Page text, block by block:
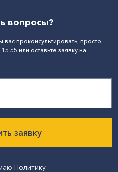
вопросы?
проконсультировать, просто
15 55 или оставьте заявку на
заявку
Политику